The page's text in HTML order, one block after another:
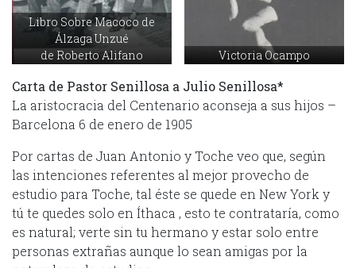
Libro Sobre Macoco de
Álzaga Unzué
de Roberto Alifano
Victoria Ocampo
Carta de Pastor Senillosa a Julio Senillosa*
La aristocracia del Centenario aconseja a sus hijos –
Barcelona 6 de enero de 1905
Por cartas de Juan Antonio y Toche veo que, según
las intenciones referentes al mejor provecho de
estudio para Toche, tal éste se quede en New York y
tú te quedes solo en Íthaca , esto te contrataría, como
es natural; verte sin tu hermano y estar solo entre
personas extrañas aunque lo sean amigas por la